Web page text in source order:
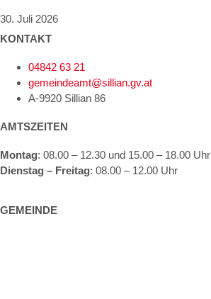
30. Juli 2026
KONTAKT
04842 63 21
gemeindeamt@sillian.gv.at
A-9920 Sillian 86
AMTSZEITEN
Montag: 08.00 – 12.30 und 15.00 – 18.00 Uhr
Dienstag – Freitag: 08.00 – 12.00 Uhr
GEMEINDE